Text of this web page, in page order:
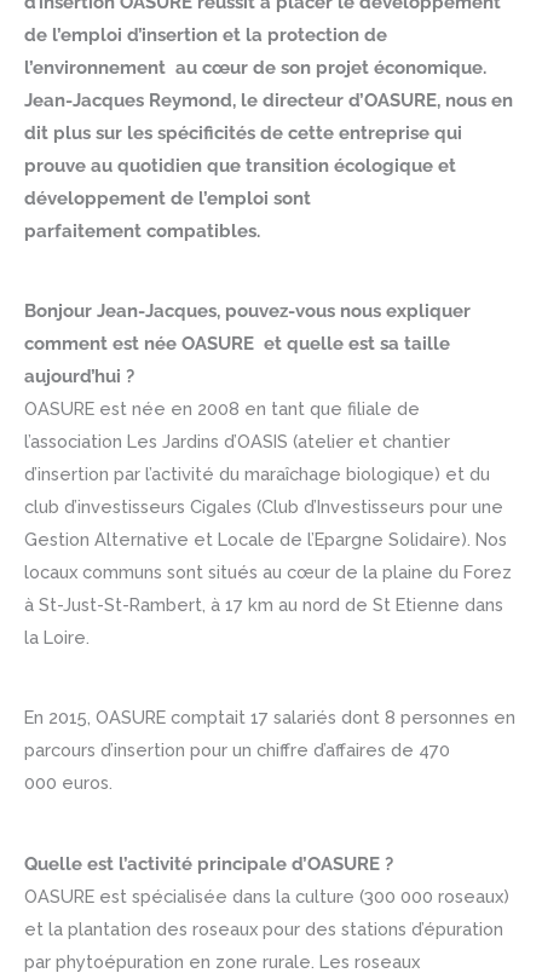
de l’emploi d’insertion et la protection de
l’environnement au cœur de son projet économique.
Jean-Jacques Reymond, le directeur d’OASURE, nous en
dit plus sur les spécificités de cette entreprise qui
prouve au quotidien que transition écologique et
développement de l’emploi sont
parfaitement compatibles.
Bonjour Jean-Jacques, pouvez-vous nous expliquer
comment est née OASURE et quelle est sa taille
aujourd’hui ?
OASURE est née en 2008 en tant que filiale de
l’association Les Jardins d’OASIS (atelier et chantier
d’insertion par l’activité du maraîchage biologique) et du
club d’investisseurs Cigales (Club d’Investisseurs pour une
Gestion Alternative et Locale de l’Epargne Solidaire). Nos
locaux communs sont situés au cœur de la plaine du Forez
à St-Just-St-Rambert, à 17 km au nord de St Etienne dans
la Loire.
En 2015, OASURE comptait 17 salariés dont 8 personnes en
parcours d’insertion pour un chiffre d’affaires de 470
000 euros.
Quelle est l’activité principale d’OASURE ?
OASURE est spécialisée dans la culture (300 000 roseaux)
et la plantation des roseaux pour des stations d’épuration
par phytoépuration en zone rurale. Les roseaux